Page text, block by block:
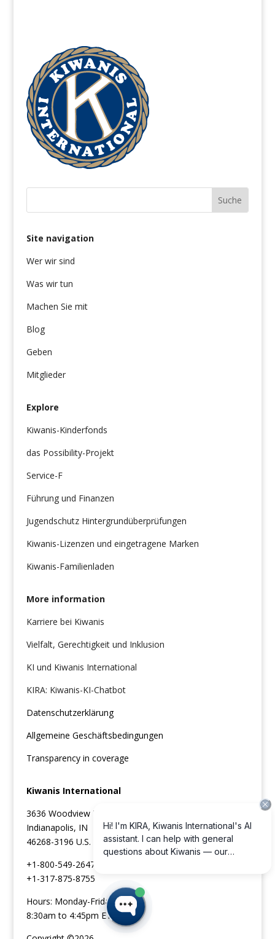
Site navigation
Wer wir sind
Was wir tun
Machen Sie mit
Blog
Geben
Mitglieder
Explore
Kiwanis-Kinderfonds
das Possibility-Projekt
Service-F
Führung und Finanzen
Jugendschutz Hintergrundüberprüfungen
Kiwanis-Lizenzen und eingetragene Marken
Kiwanis-Familienladen
More information
Karriere bei Kiwanis
Vielfalt, Gerechtigkeit und Inklusion
KI und Kiwanis International
KIRA: Kiwanis-KI-Chatbot
Datenschutzerklärung
Allgemeine Geschäftsbedingungen
Transparency in coverage
Kiwanis International
3636 Woodview Trace
Indianapolis, IN
46268-3196 U.S.
+1-800-549-2647 (Vereinigte Staaten und Kanada)
+1-317-875-8755
Hours: Monday-Friday
8:30am to 4:45pm ET